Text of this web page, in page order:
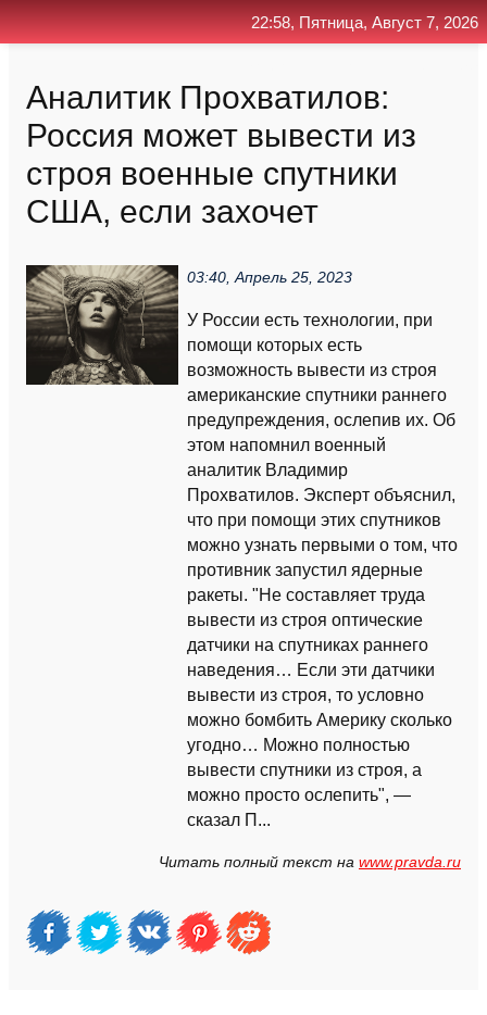
Аналитик Прохватилов:
Россия может вывести из
строя военные спутники
США, если захочет
03:40, Апрель 25, 2023
У России есть технологии, при
помощи которых есть
возможность вывести из строя
американские спутники раннего
предупреждения, ослепив их. Об
этом напомнил военный
аналитик Владимир
Прохватилов. Эксперт объяснил,
что при помощи этих спутников
можно узнать первыми о том, что
противник запустил ядерные
ракеты. "Не составляет труда
вывести из строя оптические
датчики на спутниках раннего
наведения… Если эти датчики
вывести из строя, то условно
можно бомбить Америку сколько
угодно… Можно полностью
вывести спутники из строя, а
можно просто ослепить", —
сказал П...
Читать полный текст на www.pravda.ru
22:58, Пятница, Август 7, 2026